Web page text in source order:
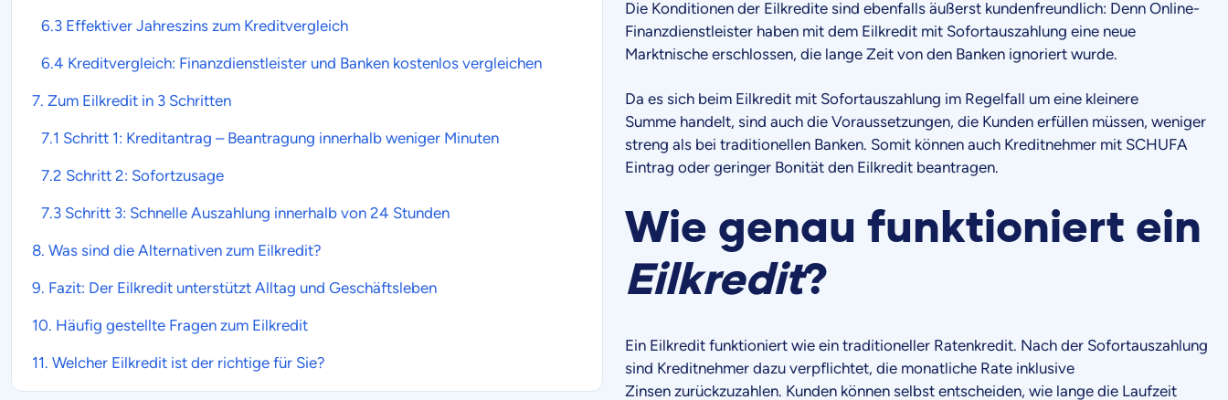
6.3 Effektiver Jahreszins zum Kreditvergleich
6.4 Kreditvergleich: Finanzdienstleister und Banken kostenlos vergleichen
7. Zum Eilkredit in 3 Schritten
7.1 Schritt 1: Kreditantrag – Beantragung innerhalb weniger Minuten
7.2 Schritt 2: Sofortzusage
7.3 Schritt 3: Schnelle Auszahlung innerhalb von 24 Stunden
8. Was sind die Alternativen zum Eilkredit?
9. Fazit: Der Eilkredit unterstützt Alltag und Geschäftsleben
10. Häufig gestellte Fragen zum Eilkredit
11. Welcher Eilkredit ist der richtige für Sie?
Die Konditionen der Eilkredite sind ebenfalls äußerst kundenfreundlich: Denn Online-
Finanzdienstleister haben mit dem Eilkredit mit Sofortauszahlung eine neue
Marktnische erschlossen, die lange Zeit von den Banken ignoriert wurde.
Da es sich beim Eilkredit mit Sofortauszahlung im Regelfall um eine kleinere
Summe handelt, sind auch die Voraussetzungen, die Kunden erfüllen müssen, weniger
streng als bei traditionellen Banken. Somit können auch Kreditnehmer mit SCHUFA
Eintrag oder geringer Bonität den Eilkredit beantragen.
Wie genau funktioniert ein
Eilkredit?
Ein Eilkredit funktioniert wie ein traditioneller Ratenkredit. Nach der Sofortauszahlung
sind Kreditnehmer dazu verpflichtet, die monatliche Rate inklusive
Zinsen zurückzuzahlen. Kunden können selbst entscheiden, wie lange die Laufzeit